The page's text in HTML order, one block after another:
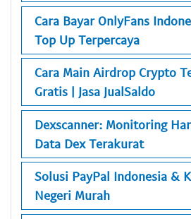
Cara Bayar OnlyFans
Top Up Terpercaya
Cara Main Airdrop Crypto
Gratis | Jasa JualSaldo
Dexscanner: Monitoring
Data Dex Terakurat
Solusi PayPal Indonesia &
Negeri Murah